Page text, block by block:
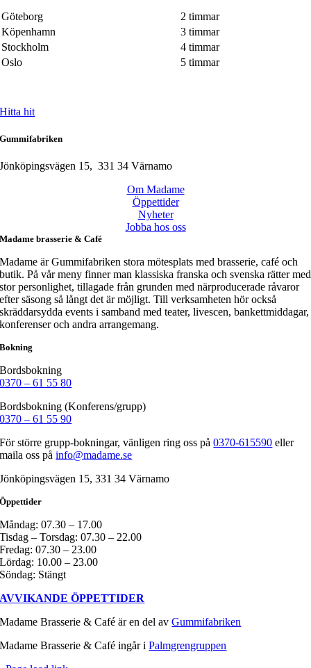
Göteborg
2 timmar
Köpenhamn
3 timmar
Stockholm
4 timmar
Oslo
5 timmar
Hitta hit
Gummifabriken
Jönköpingsvägen 15, 331 34 Värnamo
Om Madame
Öppettider
Nyheter
Jobba hos oss
Madame brasserie & Café
Madame är Gummifabriken stora mötesplats med brasserie, café och
butik. På vår meny finner man klassiska franska och svenska rätter med
stor personlighet, tillagade från grunden med närproducerade råvaror
efter säsong så långt det är möjligt. Till verksamheten hör också
skräddarsydda events i samband med teater, livescen, bankettmiddagar,
konferenser och andra arrangemang.
Bokning
Bordsbokning
0370 – 61 55 80
Bordsbokning (Konferens/grupp)
0370 – 61 55 90
För större grupp-bokningar, vänligen ring oss på0370-615590 eller
maila oss påinfo@madame.se
Jönköpingsvägen 15, 331 34 Värnamo
Öppettider
Måndag: 07.30 – 17.00
Tisdag – Torsdag: 07.30 – 22.00
Fredag: 07.30 – 23.00
Lördag: 10.00 – 23.00
Söndag: Stängt
AVVIKANDE ÖPPETTIDER
Madame Brasserie & Café är en del avGummifabriken
Madame Brasserie & Café ingår iPalmgrengruppen